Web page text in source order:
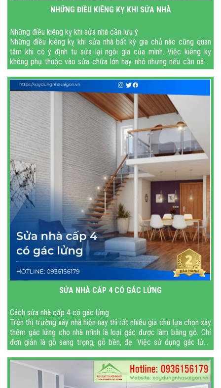
NHỮNG ĐIỀU KIÊNG KỴ KHI SỬA NHÀ
Những điều kiêng kỵ khi sửa nhà cần lưu ý
Những điều kiêng kỵ khi sửa nhà bất kỳ gia chủ nào cũng quan
tâm khi có ý định tu sửa lại ngôi gia của mình. Việc kiêng kỵ
không phụ thuộc vào sửa chữa lớn hay nhỏ nhưng nếu cần nâng
tầng
SỬA NHÀ CẤP 4 CÓ GÁC LỬNG
Cách sửa nhà cấp 4 có gác lửng
Trên thị trường xây nhà hiện nay thì rất nhiều gia chủ lựa chọn xây
thêm gác lửng cho nhà mình là loại gác được làm bằng gỗ. Chỉ
đơn giản là gỗ sang trọng, gỗ bền, đẹ. Việc sử dụng gác lửng
bằng gỗ